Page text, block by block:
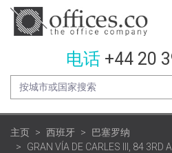
电话 +44 20
主页 西班牙
巴塞罗纳
GRAN VÍA DE CARLES III, 84 3RD